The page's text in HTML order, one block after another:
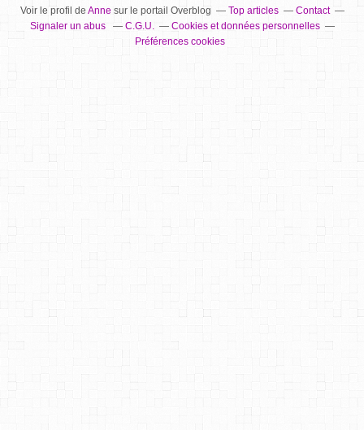
Voir le profil de Annesur le portail Overblog Top articles
Contact
Signaler un abus
C.G.U.
Cookies et données personnelles
Préférences cookies